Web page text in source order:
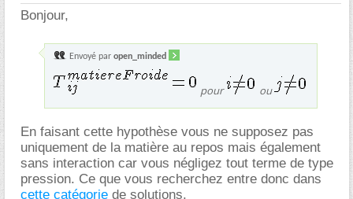
Bonjour,
Envoyé par open_minded
pour ou
En faisant cette hypothèse vous ne supposez pas
uniquement de la matière au repos mais également
sans interaction car vous négligez tout terme de type
pression. Ce que vous recherchez entre donc dans
cette catégorie de solutions.